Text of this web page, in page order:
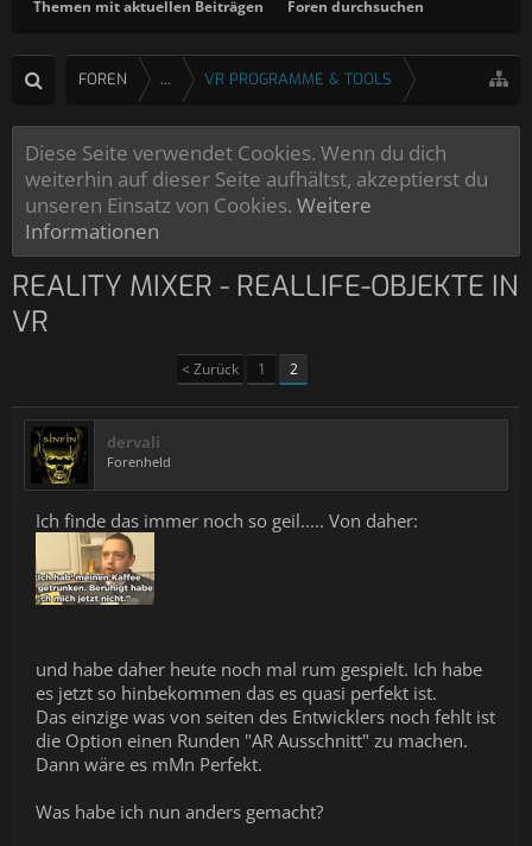
Themen mit aktuellen Beiträgen Foren durchsuchen
FOREN ... VR PROGRAMME & TOOLS
Diese Seite verwendet Cookies. Wenn du dich
weiterhin auf dieser Seite aufhältst, akzeptierst du
unseren Einsatz von Cookies. Weitere
Informationen
REALITY MIXER - REALLIFE-OBJEKTE IN
VR
< Zurück 1 2
dervali
Forenheld
Ich finde das immer noch so geil..... Von daher:
und habe daher heute noch mal rum gespielt. Ich habe
es jetzt so hinbekommen das es quasi perfekt ist.
Das einzige was von seiten des Entwicklers noch fehlt ist
die Option einen Runden "AR Ausschnitt" zu machen.
Dann wäre es mMn Perfekt.
Was habe ich nun anders gemacht?